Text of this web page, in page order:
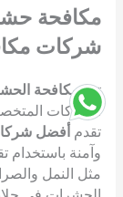
مكافحة
شركات
تعدمكافحة
الشركات
تقدم أفضل
وآمنة باستخدام
مثل النمل